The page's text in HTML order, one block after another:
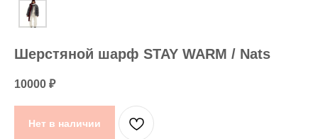
Шерстяной шарф STAY WARM / Nats
10000 ₽
Нет в наличии